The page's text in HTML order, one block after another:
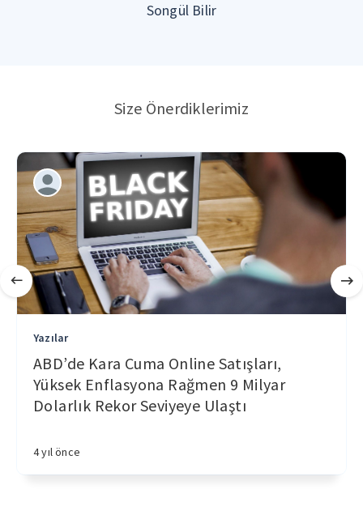
Songül Bilir
Size Önerdiklerimiz
Yazılar
ABD’de Kara Cuma Online Satışları,
Yüksek Enflasyona Rağmen 9 Milyar
Dolarlık Rekor Seviyeye Ulaştı
4 yıl önce